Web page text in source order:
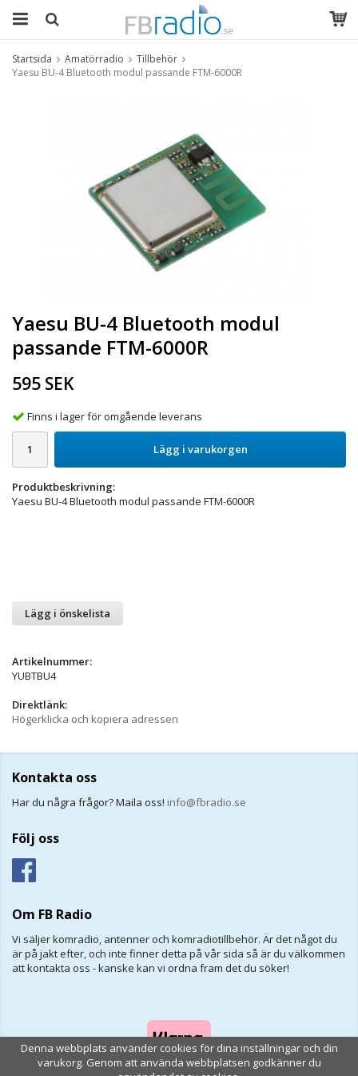
Startsida Amatörradio
Tillbehör
Yaesu BU-4 Bluetooth modul passande FTM-6000R
Yaesu BU-4 Bluetooth modul
passande FTM-6000R
595 SEK
Finns i lager för omgående leverans
Lägg i varukorgen
Produktbeskrivning:
Yaesu BU-4 Bluetooth modul passande FTM-6000R
Lägg i önskelista
Artikelnummer:
YUBTBU4
Direktlänk:
Högerklicka och kopiera adressen
Kontakta oss
Har du några frågor? Maila oss! info@fbradio.se
Följ oss
Om FB Radio
Vi säljer komradio, antenner och komradiotillbehör. Är det något du
är på jakt efter, och inte finner detta på vår sida så är du välkommen
att kontakta oss - kanske kan vi ordna fram det du söker!
Denna webbplats använder cookies för dina inställningar och din
varukorg. Genom att använda webbplatsen godkänner du